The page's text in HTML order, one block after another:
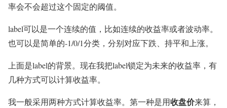
率会不会超过这个固定的阈值。
label可以是一个连续的值，比如连续的收益率或者波动率。
也可以是简单的-1/0/1分类，分别对应下跌、持平和上涨。
上面是label的背景。现在我把label锁定为未来的收益率，有
几种方式可以计算收益率。
我一般采用两种方式计算收益率。第一种是用收盘价来算，